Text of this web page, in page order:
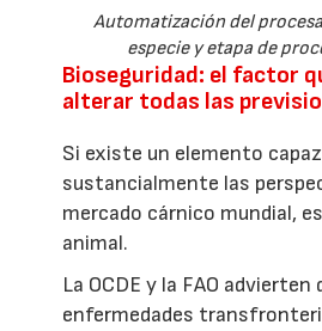
Automatización del
especie y etapa de
Bioseguridad: el factor
alterar todas las
Si existe un elemento
sustancialmente las
mercado cárnico mundial,
animal.
La OCDE y la FAO advierten
enfermedades